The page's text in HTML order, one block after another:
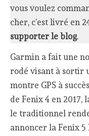
vous voulez
cher, c’est livré en
supporter le blog.
Garmin a fait une
rodé visant à sortir
montre GPS à
de Fenix 4 en 2017,
le traditionnel
annoncer la Fenix